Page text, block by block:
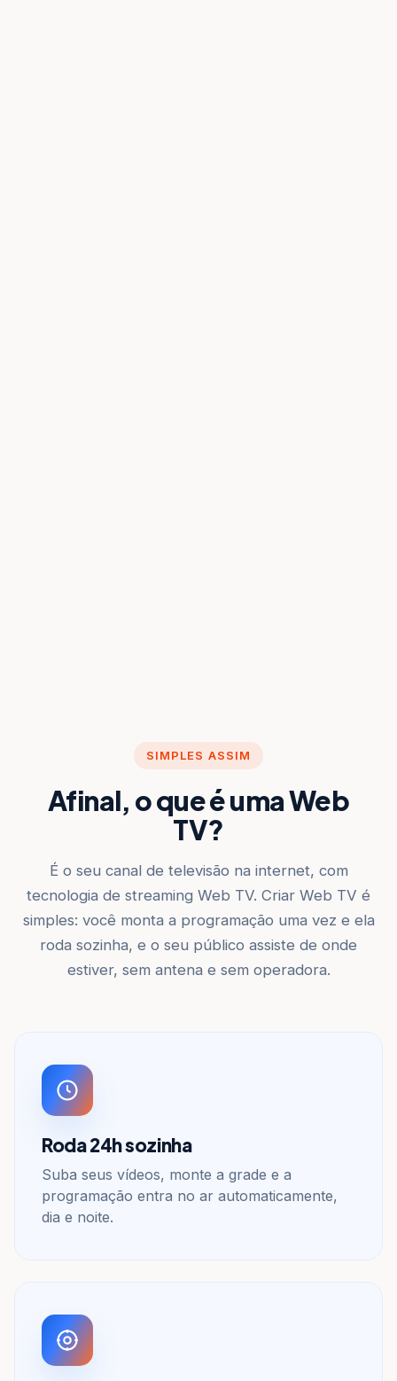
SIMPLES ASSIM
Afinal, o que é uma Web
TV?
É o seu canal de televisão na internet, com
tecnologia de streaming Web TV. Criar Web TV é
simples: você monta a programação uma vez e ela
roda sozinha, e o seu público assiste de onde
estiver, sem antena e sem operadora.
Roda 24h sozinha
Suba seus vídeos, monte a grade e a
programação entra no ar automaticamente,
dia e noite.